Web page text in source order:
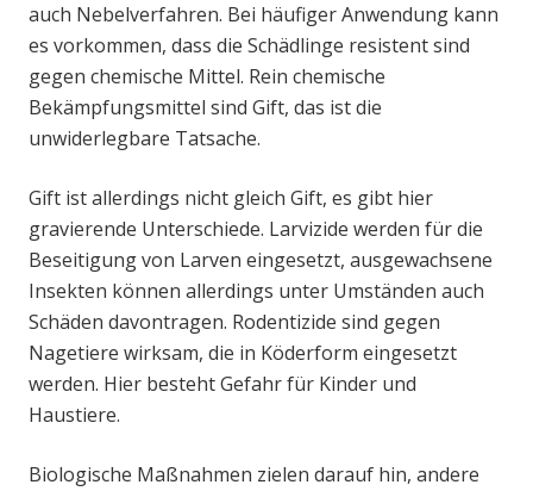
auch Nebelverfahren. Bei häufiger Anwendung kann
es vorkommen, dass die Schädlinge resistent sind
gegen chemische Mittel. Rein chemische
Bekämpfungsmittel sind Gift, das ist die
unwiderlegbare Tatsache.
Gift ist allerdings nicht gleich Gift, es gibt hier
gravierende Unterschiede. Larvizide werden für die
Beseitigung von Larven eingesetzt, ausgewachsene
Insekten können allerdings unter Umständen auch
Schäden davontragen. Rodentizide sind gegen
Nagetiere wirksam, die in Köderform eingesetzt
werden. Hier besteht Gefahr für Kinder und
Haustiere.
Biologische Maßnahmen zielen darauf hin, andere